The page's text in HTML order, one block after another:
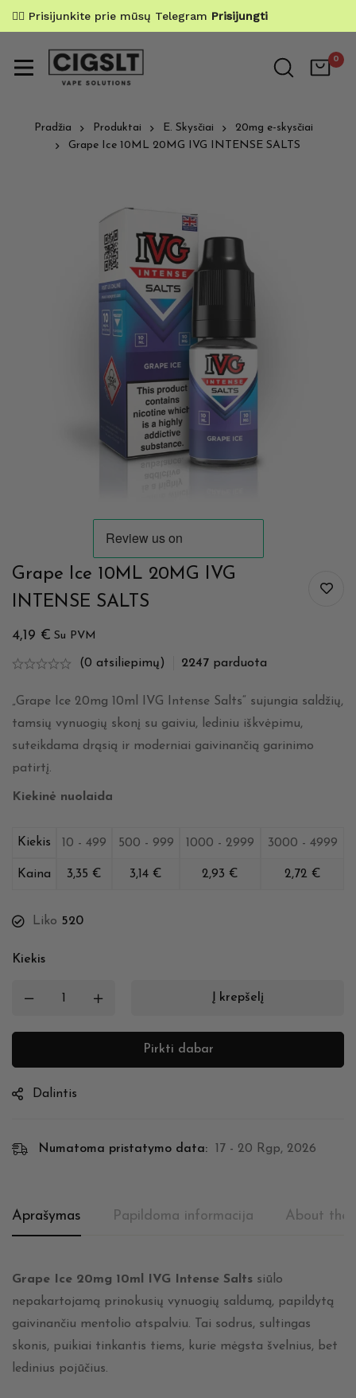
✌🏼 Prisijunkite prie mūsų Telegram Prisijungti
0
Pradžia Produktai E. Skysčiai
20mg e-skysčiai
Grape Ice 10ML 20MG IVG INTENSE SALTS
Grape Ice 10ML 20MG IVG
INTENSE SALTS
4,19 € Su PVM
(0 atsiliepimų) 2247 parduota
„Grape Ice 20mg 10ml IVG Intense Salts“ sujungia saldžių,
tamsių vynuogių skonį su gaiviu, lediniu iškvėpimu,
suteikdama drąsią ir moderniai gaivinančią garinimo
patirtį.
Kiekinė nuolaida
Kiekis 10 - 499 500 - 999 1000 - 2999 3000 - 4999
Kaina 3,35 € 3,14 € 2,93 € 2,72 €
Liko 520
Kiekis
Į krepšelį
Pirkti dabar
Dalintis
Numatoma pristatymo data: 17 - 20 Rgp, 2026
Aprašymas Papildoma informacija About the
Grape Ice 20mg 10ml IVG Intense Salts siūlo
nepakartojamą prinokusių vynuogių saldumą, papildytą
gaivinančiu mentolio atspalviu. Tai sodrus, sultingas
skonis, puikiai tinkantis tiems, kurie mėgsta švelnius, bet
ledinius pojūčius.